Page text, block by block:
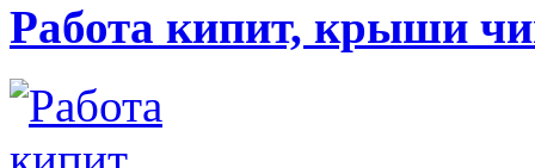
Работа кипит, крыши